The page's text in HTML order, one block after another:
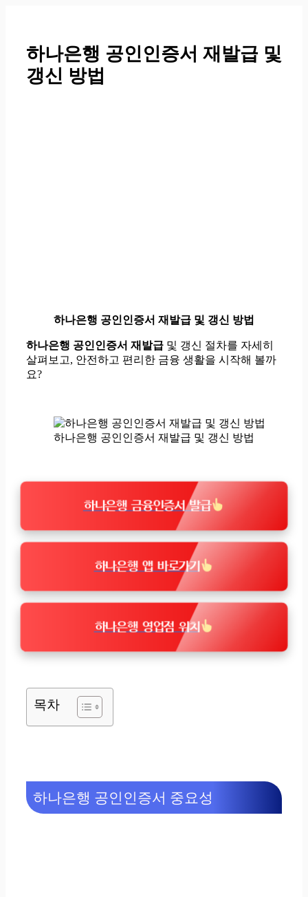
하나은행 공인인증서 재발급 및
갱신 방법
하나은행 공인인증서 재발급 및 갱신 방법
하나은행 공인인증서 재발급 및 갱신 절차를 자세히
살펴보고, 안전하고 편리한 금융 생활을 시작해 볼까
요?
하나은행 공인인증서 재발급 및 갱신 방법
하나은행 금융인증서 발급
하나은행 앱 바로가기
하나은행 영업점 위치
목차
하나은행 공인인증서 중요성